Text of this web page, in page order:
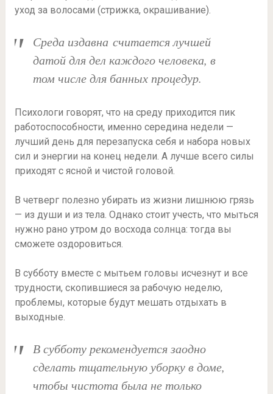
уход за волосами (стрижка, окрашивание).
Среда издавна считается лучшей
датой для дел каждого человека, в
том числе для банных процедур.
Психологи говорят, что на среду приходится пик
работоспособности, именно середина недели —
лучший день для перезапуска себя и набора новых
сил и энергии на конец недели. А лучше всего силы
приходят с ясной и чистой головой.
В четверг полезно убирать из жизни лишнюю грязь
— из души и из тела. Однако стоит учесть, что мыться
нужно рано утром до восхода солнца: тогда вы
сможете оздоровиться.
В субботу вместе с мытьем головы исчезнут и все
трудности, скопившиеся за рабочую неделю,
проблемы, которые будут мешать отдыхать в
выходные.
В субботу рекомендуется заодно
сделать тщательную уборку в доме,
чтобы чистота была не только